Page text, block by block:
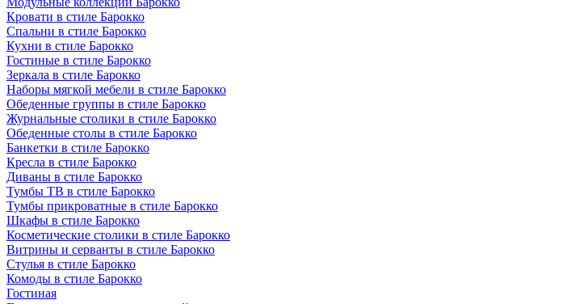
Кровати в стиле Барокко
Спальни в стиле Барокко
Кухни в стиле Барокко
Гостиные в стиле Барокко
Зеркала в стиле Барокко
Наборы мягкой мебели в стиле Барокко
Обеденные группы в стиле Барокко
Журнальные столики в стиле Барокко
Обеденные столы в стиле Барокко
Банкетки в стиле Барокко
Кресла в стиле Барокко
Диваны в стиле Барокко
Тумбы ТВ в стиле Барокко
Тумбы прикроватные в стиле Барокко
Шкафы в стиле Барокко
Косметические столики в стиле Барокко
Витрины и серванты в стиле Барокко
Стулья в стиле Барокко
Комоды в стиле Барокко
Гостиная